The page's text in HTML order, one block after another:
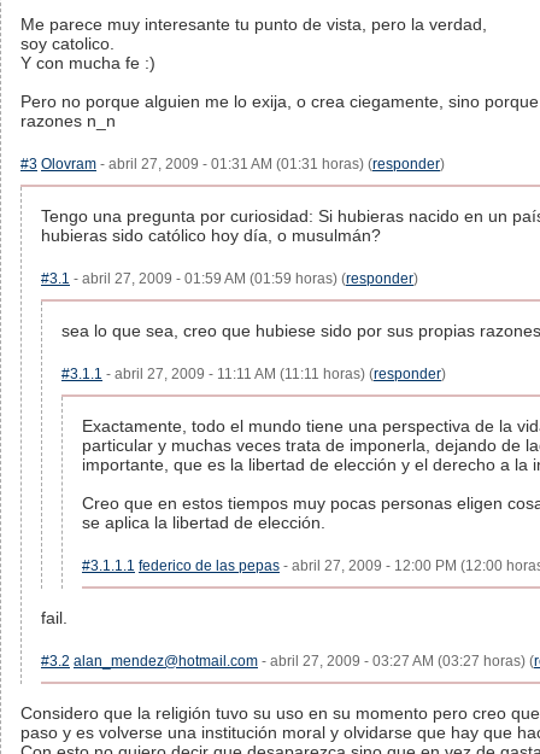
Me parece muy interesante tu punto de vista, pero la verdad,
soy catolico.
Y con mucha fe :)
Pero no porque alguien me lo exija, o crea ciegamente, sino
razones n_n
#3 Olovram - abril 27, 2009 - 01:31 AM (01:31 horas) (responder)
Tengo una pregunta por curiosidad: Si hubieras nacido en un
hubieras sido católico hoy día, o musulmán?
#3.1 - abril 27, 2009 - 01:59 AM (01:59 horas) (responder)
sea lo que sea, creo que hubiese sido por sus propias
#3.1.1 - abril 27, 2009 - 11:11 AM (11:11 horas) (responder)
Exactamente, todo el mundo tiene una perspectiva de la
particular y muchas veces trata de imponerla, dejando de
importante, que es la libertad de elección y el derecho a la
Creo que en estos tiempos muy pocas personas eligen
se aplica la libertad de elección.
#3.1.1.1 federico de las pepas - abril 27, 2009 - 12:00 PM (12:00
fail.
#3.2 alan_mendez@hotmail.com - abril 27, 2009 - 03:27 AM (03:27 horas) (
Considero que la religión tuvo su uso en su momento pero creo
paso y es volverse una institución moral y olvidarse que hay que